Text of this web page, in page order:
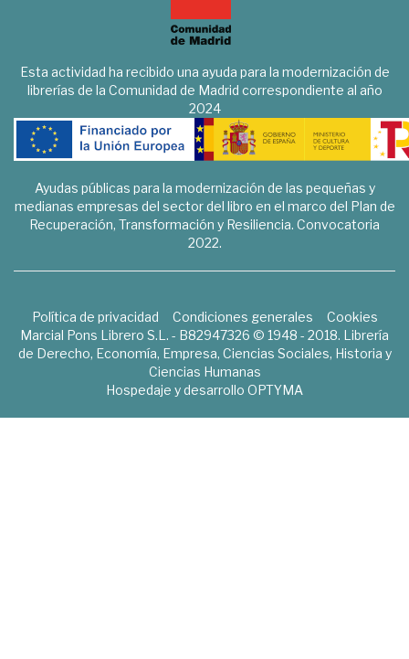
Esta actividad ha recibido una ayuda para la modernización de
librerías de la Comunidad de Madrid correspondiente al año
2024
Ayudas públicas para la modernización de las pequeñas y
medianas empresas del sector del libro en el marco del Plan de
Recuperación, Transformación y Resiliencia. Convocatoria
2022.
Política de privacidad Condiciones generales
Cookies
Marcial Pons Librero S.L. - B82947326 © 1948 - 2018. Librería
de Derecho, Economía, Empresa, Ciencias Sociales, Historia y
Ciencias Humanas
Hospedaje y desarrollo OPTYMA